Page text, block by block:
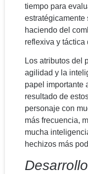
tiempo para
estratégicamente
haciendo del
reflexiva y táctica
Los atributos del
agilidad y la
papel importante
resultado de
personaje con
más frecuencia,
mucha
hechizos más